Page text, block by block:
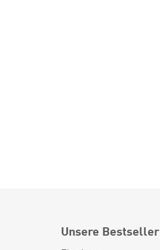
Unsere Bestseller